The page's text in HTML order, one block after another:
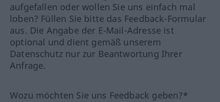
aufgefallen oder wollen Sie uns einfach mal
loben? Füllen Sie bitte das Feedback-Formular
aus. Die Angabe der E-Mail-Adresse ist
optional und dient gemäß unserem
Datenschutz nur zur Beantwortung Ihrer
Anfrage.
Wozu möchten Sie uns Feedback geben?*